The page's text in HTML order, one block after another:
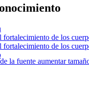
de los
de los
la fuente aumentar